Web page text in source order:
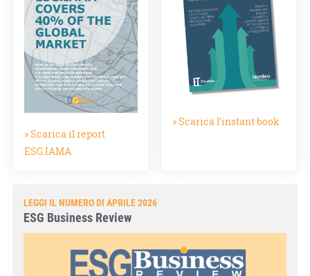
» Scarica il report
ESG.IAMA
» Scarica l'instant book
LEGGI IL NUMERO DI APRILE 2026
ESG Business Review